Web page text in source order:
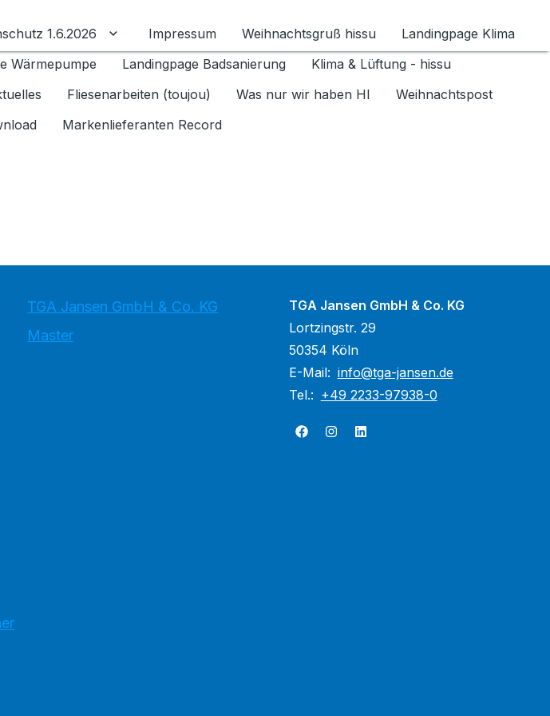
Ratgeber umschalten
1.6.2026 Untermenü für Datenschutz 1.6.2026 umschalten
Impressum Weihnachtsgruß hissu
Landingpage Klima
Wärmepumpe Landingpage Badsanierung
Klima & Lüftung - hissu
Fliesenarbeiten (toujou) Was nur wir haben HI
Weihnachtspost
Markenlieferanten Record
TGA Jansen GmbH & Co. KG
Master
TGA Jansen GmbH & Co. KG
Lortzingstr. 29
50354 Köln
E-Mail: info@tga-jansen.de
Tel.: +49 2233-97938-0